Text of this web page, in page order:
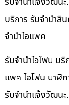
บริการ รับจำนำสิ
จำนำไอแพค
รับจำนำไอโฟน บ
แพค ไอโฟน นาฬิ
รับจํานําแจ้งวัฒนะ